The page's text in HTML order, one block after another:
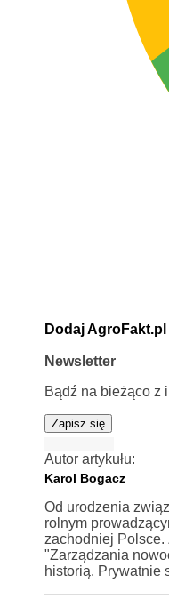
Dodaj
Newsletter
Bądź na bieżąco z
Zapisz się
Autor artykułu:
Karol Bogacz
Od urodzenia
rolnym
zachodniej Polsce.
"Zarządzania
historią. Prywatnie